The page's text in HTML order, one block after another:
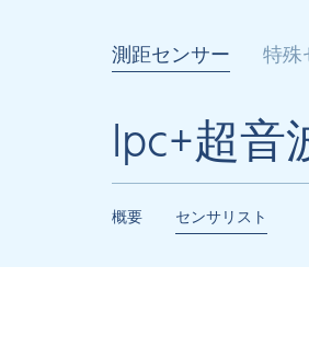
測距センサー 特殊
lpc+超音
概要 センサリスト